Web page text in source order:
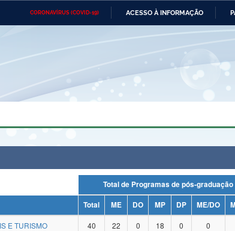
CORONAVÍRUS (COVID-19) ACESSO À INFORMAÇÃO
Ministério das Relações
do Desenvolvimento
e dos
Geral da União Banco Central do Brasil
Total de Programas de pós-graduação
Total ME DO MP DP ME/DO
E TURISMO
40 22 0 18 0 0